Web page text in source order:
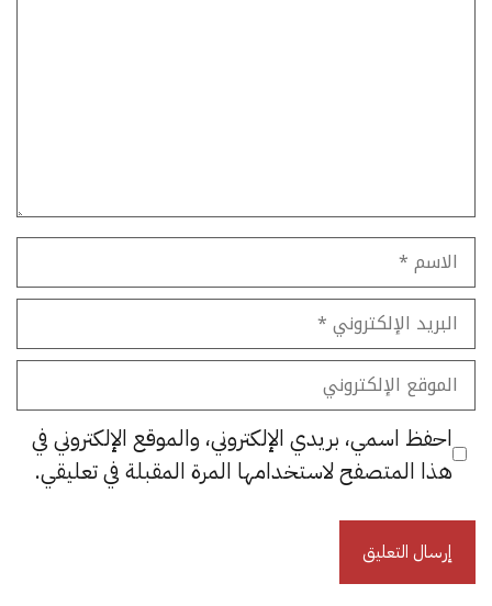
الاسم
البريد
الإلكتروني
الموقع
الإلكتروني
احفظ اسمي، بريدي الإلكتروني، والموقع الإلكتروني في
هذا المتصفح لاستخدامها المرة المقبلة في تعليقي.